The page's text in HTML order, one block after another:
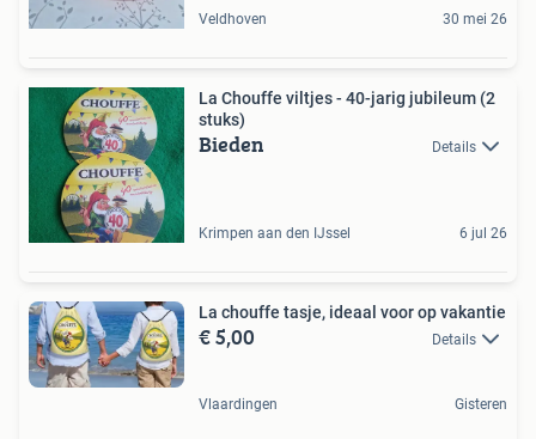
Veldhoven 30 mei 26
La Chouffe viltjes - 40-jarig jubileum (2
stuks)
Bieden Details
Krimpen aan den IJssel 6 jul 26
La chouffe tasje, ideaal voor op vakantie
€ 5,00 Details
Vlaardingen Gisteren